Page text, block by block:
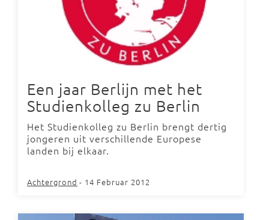
Een jaar Berlijn met het
Studienkolleg zu Berlin
Het Studienkolleg zu Berlin brengt dertig
jongeren uit verschillende Europese
landen bij elkaar.
Achtergrond - 14 Februar 2012